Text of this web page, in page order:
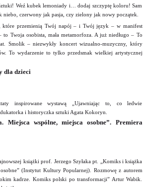
Weź kubek lemoniady i… dodaj szczyptę koloru! Sam
niebo, czerwony jak pasja, czy zielony jak nowy początek.
które przemienią Twój napój – i Twój język – w manifest
Twoja osobista, mała metamorfoza. A już niedługo – To
Smolik – niezwykły koncert wizualno-muzyczny, który
To wydarzenie to tylko przedsmak wielkiej artystycznej
dla dzieci
inspirowane wystawą „Ujawniając to, co ledwie
i historyczka sztuki Agata Kokoryn.
Miejsca wspólne, miejsca osobne”. Premiera
książki prof. Jerzego Szyłaka pt. „Komiks i książka
(Instytut Kultury Popularnej). Rozmowę z autorem
kadrze. Komiks polski po transformacji” Artur Wabik.